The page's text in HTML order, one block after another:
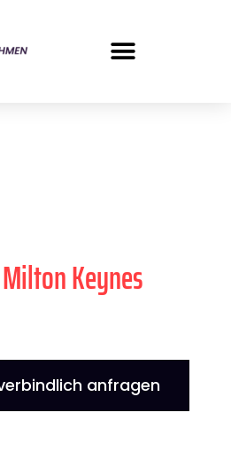
Milton Keynes
anfragen